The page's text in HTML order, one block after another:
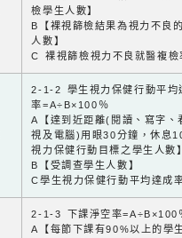
檢學生人數】
B【裸視篩檢結果為視力不良
人數】
C 裸視篩檢視力不良就醫複檢
2-1-2 學生視力保健行動平均
率=A÷B×100％
A【達到近距離(閱讀、寫字、
視及電腦)用眼30分鐘，休息
視力保健行動目標之學生人數
B【受調查學生人數】
C學生視力保健行動平均達成
2-1-3 下課淨空率=A÷B×100
A【每節下課有90%以上的學